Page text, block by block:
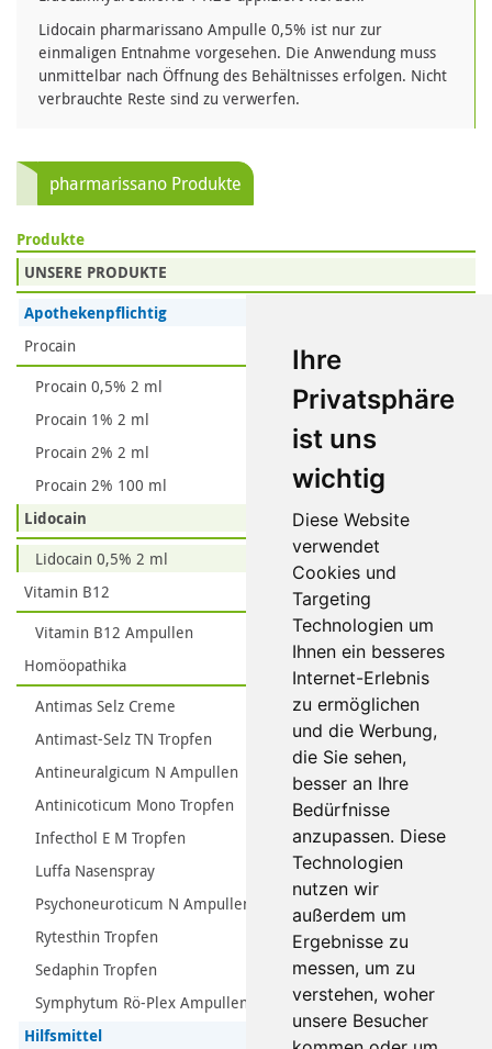
Ihre
Privatsphäre
ist uns
wichtig
Diese Website
verwendet
Cookies und
Targeting
Technologien um
Ihnen ein besseres
Internet-Erlebnis
zu ermöglichen
und die Werbung,
die Sie sehen,
besser an Ihre
Bedürfnisse
anzupassen. Diese
Technologien
nutzen wir
außerdem um
Ergebnisse zu
messen, um zu
verstehen, woher
unsere Besucher
Lidocain pharmarissano Ampulle 0,5% ist nur zur
einmaligen Entnahme vorgesehen. Die Anwendung muss
unmittelbar nach Öffnung des Behältnisses erfolgen. Nicht
verbrauchte Reste sind zu verwerfen.
pharmarissano Produkte
Produkte
UNSERE PRODUKTE
Apothekenpflichtig
Procain
Procain 0,5% 2 ml
Procain 1% 2 ml
Procain 2% 2 ml
Procain 2% 100 ml
Lidocain
Lidocain 0,5% 2 ml
Vitamin B12
Vitamin B12 Ampullen
Homöopathika
Antimas Selz Creme
Antimast-Selz TN Tropfen
Antineuralgicum N Ampullen
Antinicoticum Mono Tropfen
Infecthol E M Tropfen
Luffa Nasenspray
Psychoneuroticum N Ampullen
Rytesthin Tropfen
Sedaphin Tropfen
Symphytum Rö-Plex Ampullen
Hilfsmittel